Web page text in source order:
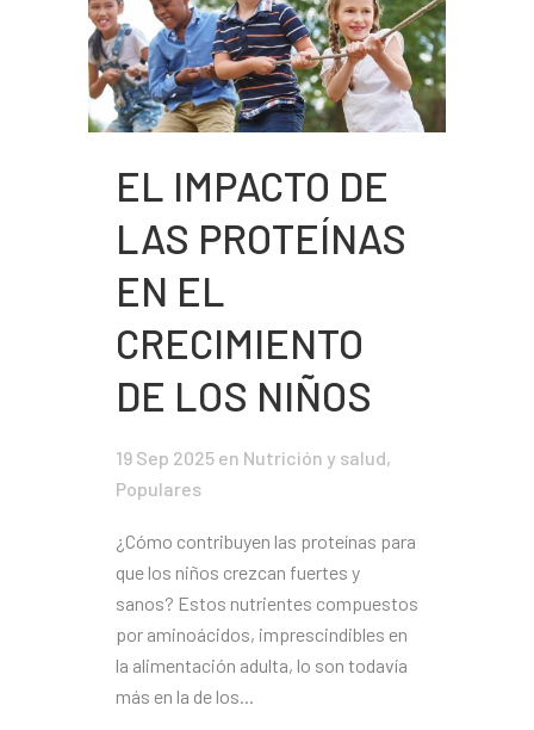
EL IMPACTO DE
LAS PROTEÍNAS
EN EL
CRECIMIENTO
DE LOS NIÑOS
19 Sep 2025 en Nutrición y salud,
Populares
¿Cómo contribuyen las proteínas para
que los niños crezcan fuertes y
sanos? Estos nutrientes compuestos
por aminoácidos, imprescindibles en
la alimentación adulta, lo son todavía
más en la de los...